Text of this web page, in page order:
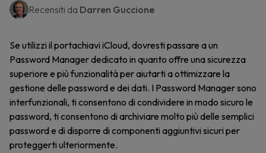
Recensiti da Darren Guccione
Se utilizzi il portachiavi iCloud, dovresti passare a un
Password Manager dedicato in quanto offre una sicurezza
superiore e più funzionalità per aiutarti a ottimizzare la
gestione delle password e dei dati. I Password Manager sono
interfunzionali, ti consentono di condividere in modo sicuro le
password, ti consentono di archiviare molto più delle semplici
password e di disporre di componenti aggiuntivi sicuri per
proteggerti ulteriormente.